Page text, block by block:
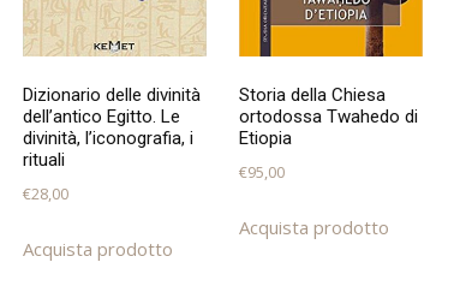
Dizionario delle divinità
dell’antico Egitto. Le
divinità, l’iconografia, i
rituali
€28,00
Acquista prodotto
Storia della Chiesa
ortodossa Twahedo di
Etiopia
€95,00
Acquista prodotto